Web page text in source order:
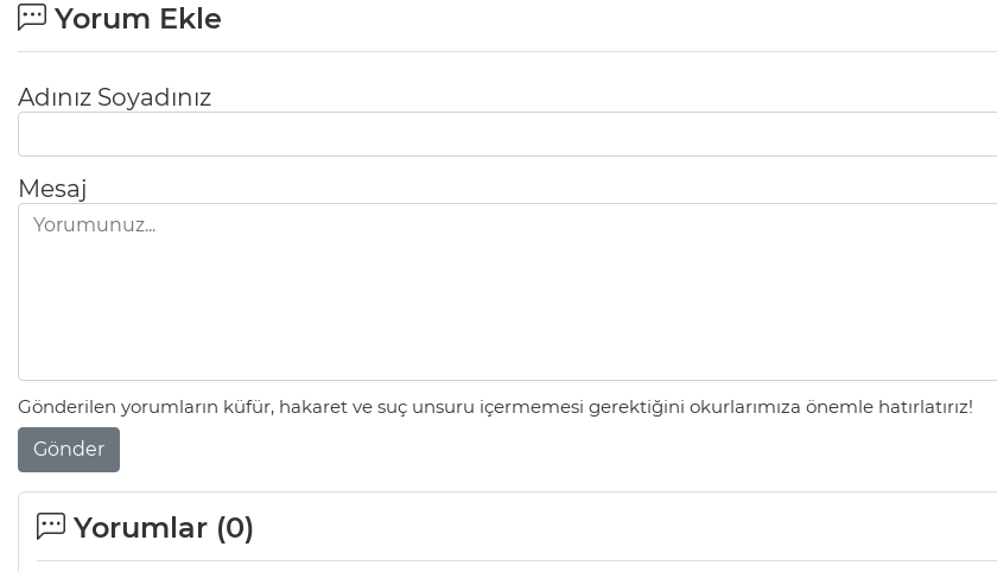
Yorum Ekle
Adınız Soyadınız
Mesaj
Gönderilen yorumların küfür, hakaret ve suç unsuru içermemesi gerektiğini okurlarımıza önemle hatırlatırız!
Gönder
Yorumlar (0)